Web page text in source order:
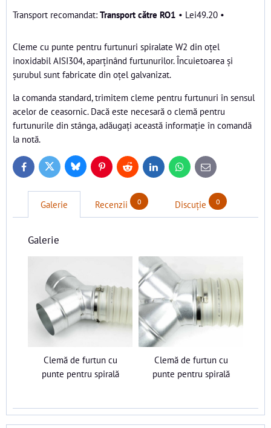
Transport către RO1 • Lei49.20 •
Cleme cu punte pentru furtunuri spiralate W2 din oțel
inoxidabil AISI304, aparținând furtunurilor. Încuietoarea și
șurubul sunt fabricate din oțel galvanizat.
la comanda standard, trimitem cleme pentru furtunuri în sensul
acelor de ceasornic. Dacă este necesară o clemă pentru
furtunurile din stânga, adăugați această informație în comandă
la notă.
FacebookTwitter BlueskyPinterestReddit LinkedInWhatsApp
E-
mail
Galerie Recenzii 0 Discuție 0
Galerie
Clemă de furtun cu
punte pentru spirală
Clemă de furtun cu
punte pentru spirală